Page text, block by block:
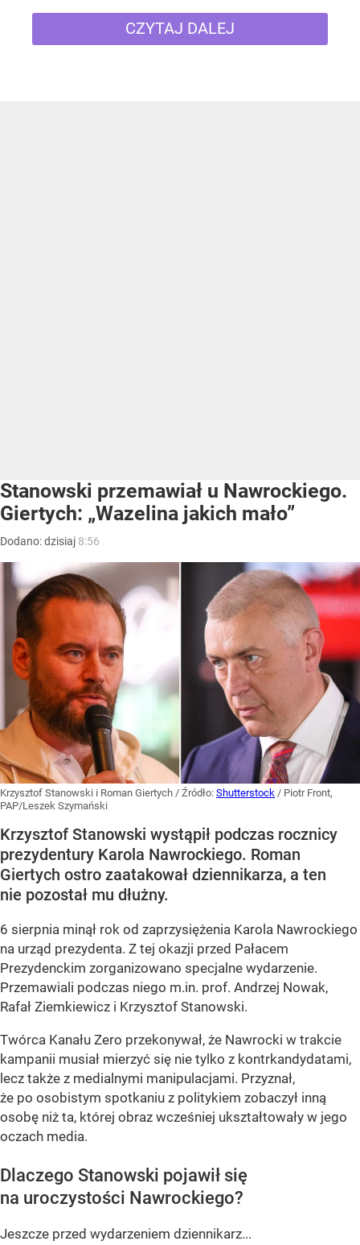
CZYTAJ DALEJ
Stanowski przemawiał u Nawrockiego.
Giertych: „Wazelina jakich mało”
Dodano:dzisiaj 8:56
Krzysztof Stanowski i Roman Giertych / Źródło: Shutterstock / Piotr Front,
PAP/Leszek Szymański
Krzysztof Stanowski wystąpił podczas rocznicy
prezydentury Karola Nawrockiego. Roman
Giertych ostro zaatakował dziennikarza, a ten
nie pozostał mu dłużny.
6 sierpnia minął rok od zaprzysiężenia Karola Nawrockiego
na urząd prezydenta. Z tej okazji przed Pałacem
Prezydenckim zorganizowano specjalne wydarzenie.
Przemawiali podczas niego m.in. prof. Andrzej Nowak,
Rafał Ziemkiewicz i Krzysztof Stanowski.
Twórca Kanału Zero przekonywał, że Nawrocki w trakcie
kampanii musiał mierzyć się nie tylko z kontrkandydatami,
lecz także z medialnymi manipulacjami. Przyznał,
że po osobistym spotkaniu z politykiem zobaczył inną
osobę niż ta, której obraz wcześniej ukształtowały w jego
oczach media.
Dlaczego Stanowski pojawił się
na uroczystości Nawrockiego?
Jeszcze przed wydarzeniem dziennikarz...